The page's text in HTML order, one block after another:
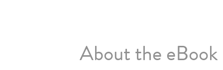
About the eBook